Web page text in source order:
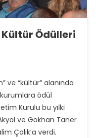
Kültür Ödülleri
ve “kültür” alanında
ödül
Kurulu bu yılki
ve Gökhan Taner
Çalık’a verdi.